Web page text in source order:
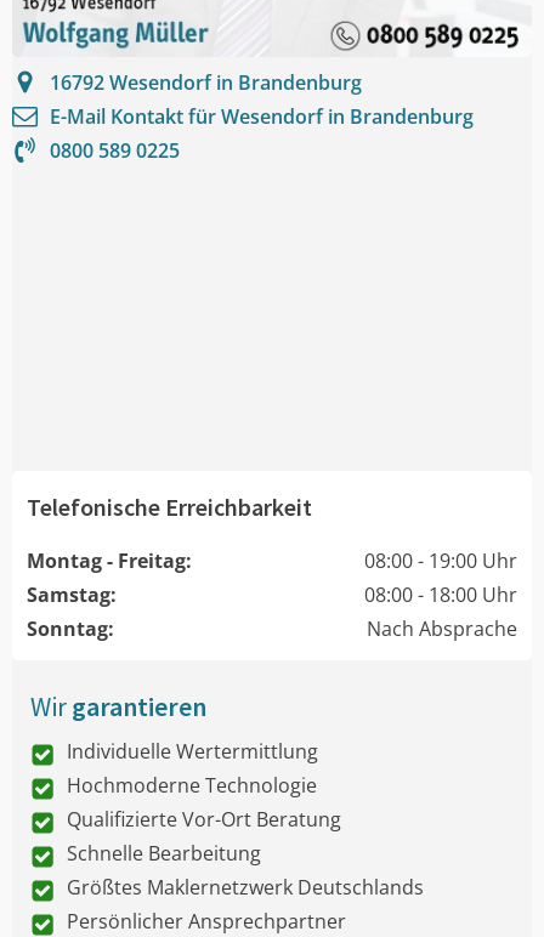
16792Wesendorf in Brandenburg
E-Mail Kontakt fürWesendorf in Brandenburg
0800 589 0225
Telefonische Erreichbarkeit
Montag - Freitag:
08:00 - 19:00 Uhr
Samstag:
08:00 - 18:00 Uhr
Sonntag:
Nach Absprache
Wirgarantieren
Individuelle Wertermittlung
Hochmoderne Technologie
Qualifizierte Vor-Ort Beratung
Schnelle Bearbeitung
Größtes Maklernetzwerk Deutschlands
Persönlicher Ansprechpartner